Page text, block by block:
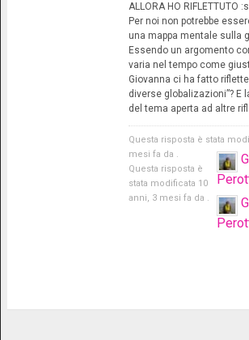
ALLORA HO RIFLETTUTO
Per noi non potrebbe
una mappa mentale sulla
Essendo un argomento
varia nel tempo come
Giovanna ci ha fatto
diverse globalizazioni”? E
del tema aperta ad altre
Questa risposta è stata
mesi fa da .
Questa risposta è
stata modificata 10
anni, 3 mesi fa da .